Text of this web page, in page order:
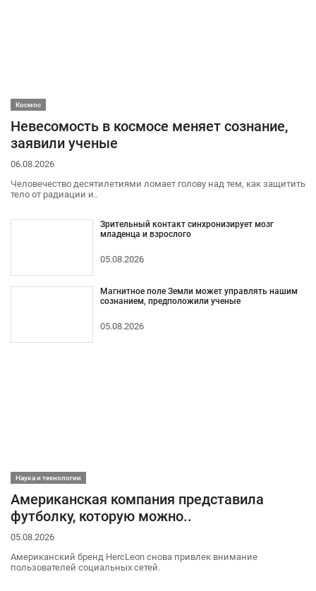
Космос
Невесомость в космосе меняет сознание,
заявили ученые
06.08.2026
Человечество десятилетиями ломает голову над тем, как защитить
тело от радиации и..
Зрительный контакт синхронизирует мозг
младенца и взрослого
05.08.2026
Магнитное поле Земли может управлять нашим
сознанием, предположили ученые
05.08.2026
Наука и технологии
Американская компания представила
футболку, которую можно..
05.08.2026
Американский бренд HercLeon снова привлек внимание
пользователей социальных сетей.